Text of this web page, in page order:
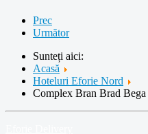
Prec
Următor
Sunteți aici:
Acasă
Hoteluri Eforie Nord
Complex Bran Brad Bega